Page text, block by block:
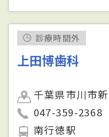
診療時間外
上田博歯科
千葉県市川市
047-359-2368
南行徳駅